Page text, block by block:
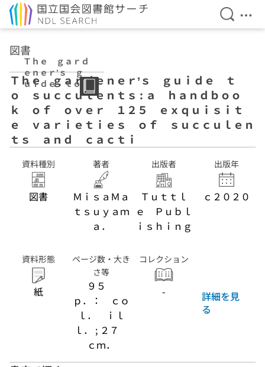
検索を
メ
図書
Ｔｈｅ ｇａｒｄ
ｅｎｅｒ’ｓ ｇ
ｕｉｄｅ ｔｏ
ｓｕｃｃｕｌｅｎ
ｔｓ : ａ ｈａｎ
ｄｂｏｏｋ ｏ
ｆ ｏｖｅｒ １
２５ ｅｘｑｕｉ
ｓｉｔｅ ｖａｒ
ｉｅｔｉｅｓ ｏ
ｆ ｓｕｃｃｕｌ
ｅｎｔｓ ａｎ
ｄ ｃａｃｔｉ
Ｔｈｅ ｇａｒｄｅｎｅｒ’ｓ ｇｕｉｄｅ ｔ
ｏ ｓｕｃｃｕｌｅｎｔｓ : ａ ｈａｎｄｂｏｏ
ｋ ｏｆ ｏｖｅｒ １２５ ｅｘｑｕｉｓｉｔ
ｅ ｖａｒｉｅｔｉｅｓ ｏｆ ｓｕｃｃｕｌｅｎ
ｔｓ ａｎｄ ｃａｃｔｉ
資料種別
図書
著者
ＭｉｓａＭａ
ｔｓｕｙａｍ
ａ．
出版者
Ｔｕｔｔｌ
ｅ Ｐｕｂｌ
ｉｓｈｉｎｇ
出版年
ｃ２０２０
資料形態
紙
ページ数・大き
さ等
９５
ｐ．： ｃｏ
ｌ． ｉｌ
ｌ． ; ２７
ｃｍ．
コレクション
-
詳細を見
る